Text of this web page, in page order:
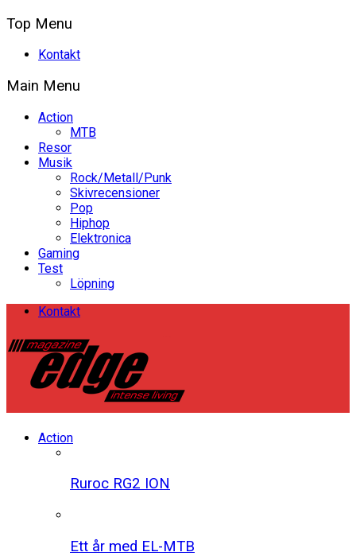
Top Menu
Kontakt
Main Menu
Action
MTB
Resor
Musik
Rock/Metall/Punk
Skivrecensioner
Pop
Hiphop
Elektronica
Gaming
Test
Löpning
Kontakt
Action
Ruroc RG2 ION
Ett år med EL-MTB